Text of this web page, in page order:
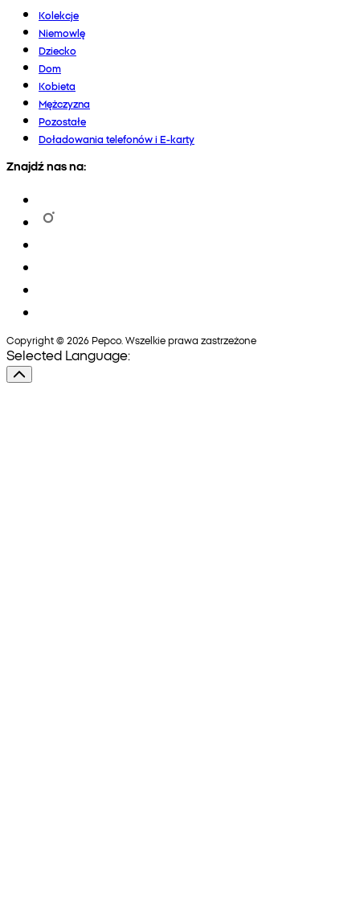
Kolekcje
Niemowlę
Dziecko
Dom
Kobieta
Mężczyzna
Pozostałe
Doładowania telefonów i E-karty
Znajdź nas na:
Copyright © 2026 Pepco. Wszelkie prawa zastrzeżone
Selected Language: